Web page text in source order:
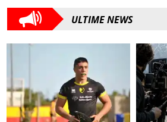
ULTIME NEWS